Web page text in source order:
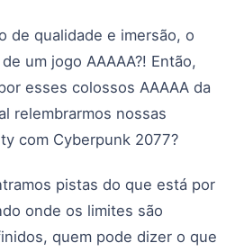
de qualidade e imersão, o
um jogo AAAAA?! Então,
esses colossos AAAAA da
relembrarmos nossas
com Cyberpunk 2077?
pistas do que está por
onde os limites são
quem pode dizer o que